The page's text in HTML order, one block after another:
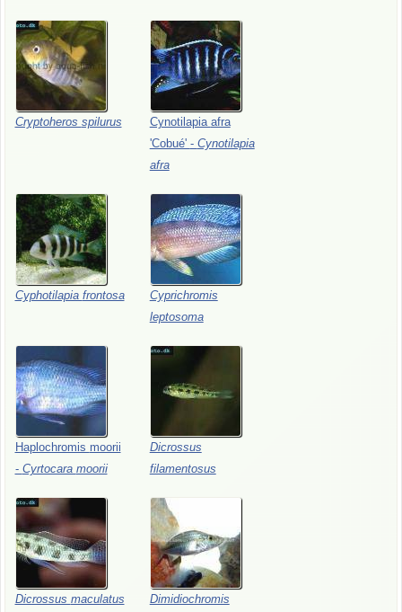
Cryptoheros spilurus Cynotilapia afra
'Cobué' - Cynotilapia
afra
Cyphotilapia frontosa
Cyprichromis
leptosoma
Haplochromis moorii
- Cyrtocara moorii
Dicrossus
filamentosus
Dicrossus maculatus
Dimidiochromis